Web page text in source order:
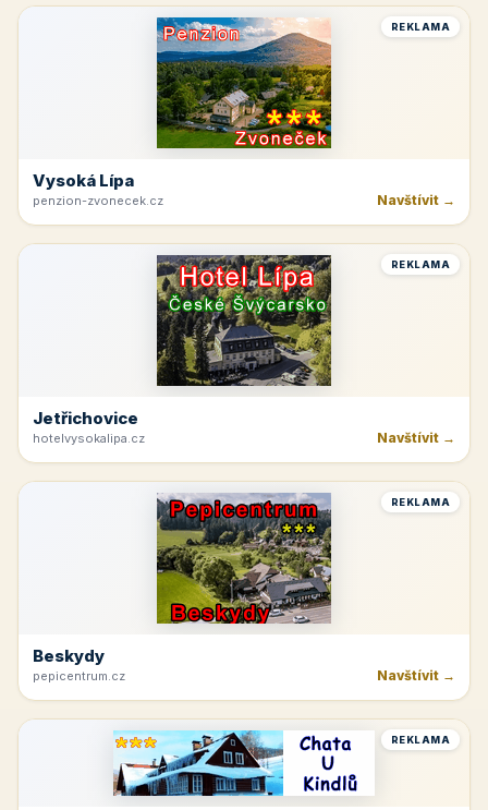
REKLAMA
Vysoká Lípa
penzion-zvonecek.cz Navštívit →
REKLAMA
Jetřichovice
hotelvysokalipa.cz Navštívit →
REKLAMA
Beskydy
pepicentrum.cz Navštívit →
REKLAMA